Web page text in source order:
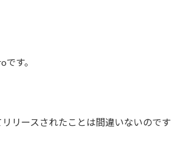
す。
リースされたことは間違いないのです